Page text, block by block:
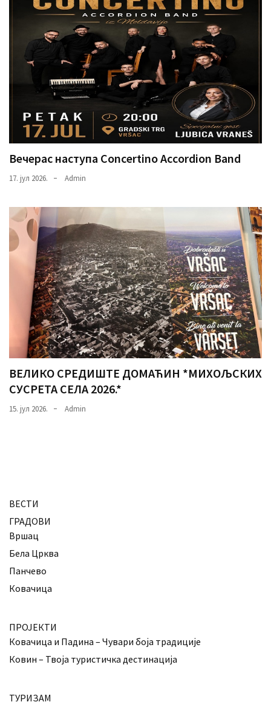
Вечерас наступа Concertino Accordion Band
17. јул 2026. Admin
ВЕЛИКО СРЕДИШТЕ ДОМАЋИН *МИХОЉСКИХ
СУСРЕТА СЕЛА 2026.*
15. јул 2026. Admin
ВЕСТИ
ГРАДОВИ
Вршац
Бела Црква
Панчево
Ковачица
ПРОЈЕКТИ
Ковачица и Падина – Чувари боја традиције
Ковин – Твоја туристичка дестинација
ТУРИЗАМ